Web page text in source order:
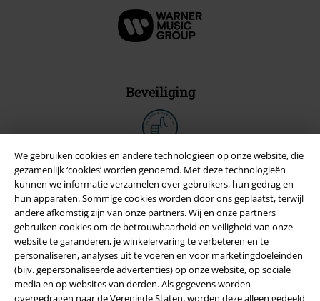
We gebruiken cookies en andere technologieën op onze website, die
gezamenlijk ‘cookies’ worden genoemd. Met deze technologieën
kunnen we informatie verzamelen over gebruikers, hun gedrag en
hun apparaten. Sommige cookies worden door ons geplaatst, terwijl
andere afkomstig zijn van onze partners. Wij en onze partners
gebruiken cookies om de betrouwbaarheid en veiligheid van onze
website te garanderen, je winkelervaring te verbeteren en te
personaliseren, analyses uit te voeren en voor marketingdoeleinden
(bijv. gepersonaliseerde advertenties) op onze website, op sociale
media en op websites van derden. Als gegevens worden
overgedragen naar de Verenigde Staten, worden deze alleen gedeeld
Beveiliging